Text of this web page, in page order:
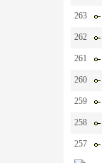
263
262
261
260
259
258
257